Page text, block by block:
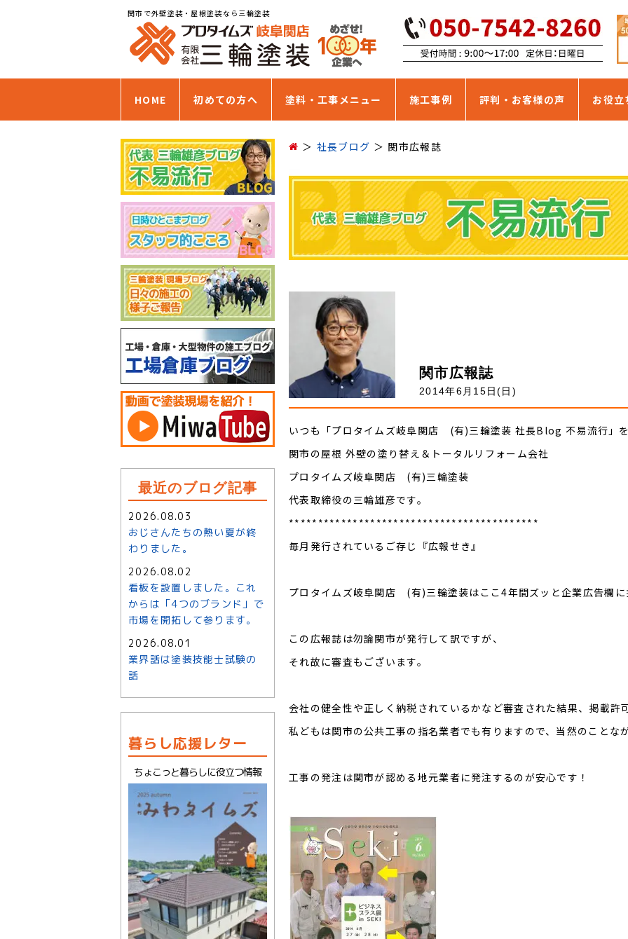
関市で外壁塗装・屋根塗装なら三輪塗装
HOME 初めての方へ 塗料・工事メニュー 施工事例 評判・お客様の声 お役立
社長ブログ 関市広報誌
関市広報誌
2014年6月15日(日)
いつも「プロタイムズ岐阜関店 (有)三輪塗装 社長Blog 不易流行」
関市の屋根 外壁の塗り替え＆トータルリフォーム会社
プロタイムズ岐阜関店 (有)三輪塗装
代表取締役の三輪雄彦です。
*******************************************
毎月発行されているご存じ『広報せき』
プロタイムズ岐阜関店 (有)三輪塗装はここ4年間ズッと企業広告欄
この広報誌は勿論関市が発行して訳ですが、
それ故に審査もございます。
会社の健全性や正しく納税されているかなど審査された結果、掲載許
私どもは関市の公共工事の指名業者でも有りますので、当然のことな
工事の発注は関市が認める地元業者に発注するのが安心です！
最近のブログ記事
2026.08.03
おじさんたちの熱い夏が終
わりました。
2026.08.02
看板を設置しました。これ
からは「4つのブランド」で
市場を開拓して参ります。
2026.08.01
業界話は塗装技能士試験の
話
暮らし応援レター
ちょこっと暮らしに役立つ情報